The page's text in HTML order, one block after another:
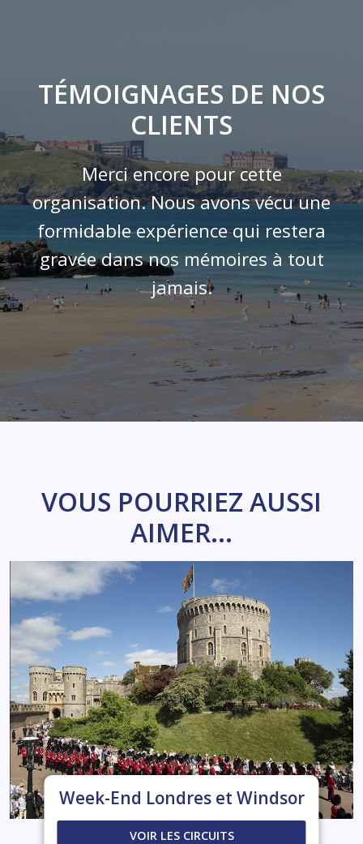
TÉMOIGNAGES DE NOS
CLIENTS
Merci encore pour cette
organisation. Nous avons vécu une
formidable expérience qui restera
gravée dans nos mémoires à tout
jamais.
VOUS POURRIEZ AUSSI
AIMER...
Week-End Londres et Windsor
VOIR LES CIRCUITS